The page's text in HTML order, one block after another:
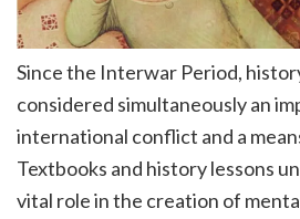
Since the Interwar Period,
considered simultaneously an
international conflict and a
Textbooks and history lessons
vital role in the creation of